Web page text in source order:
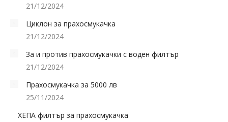
21/12/2024
Циклон за прахосмукачка
21/12/2024
За и против прахосмукачки с воден филтър
21/12/2024
Прахосмукачка за 5000 лв
25/11/2024
ХЕПА филтър за прахосмукачка